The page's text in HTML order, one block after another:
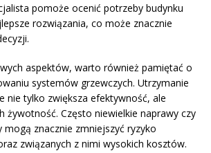
pomoże ocenić potrzeby budynku
rozwiązania, co może znacznie
aspektów, warto również pamiętać o
systemów grzewczych. Utrzymanie
nie tylko zwiększa efektywność, ale
żywotność. Często niewielkie naprawy czy
mogą znacznie zmniejszyć ryzyko
związanych z nimi wysokich kosztów.